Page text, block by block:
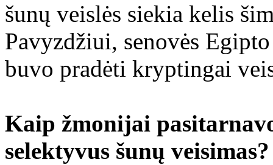
šunų veislės siekia kelis
Pavyzdžiui, senovės
buvo pradėti kryptingai
Kaip žmonijai
selektyvus šunų veisimas?